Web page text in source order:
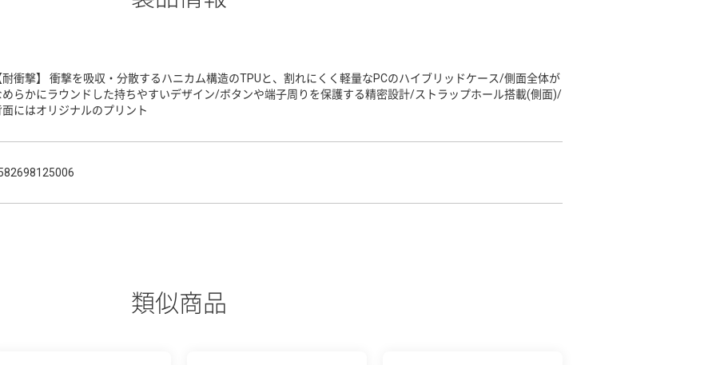
耐衝撃】 衝撃を吸収・分散するハニカム構造のTPUと、割れにくく軽量なPCのハイブリッドケース/側面全体が
めらかにラウンドした持ちやすいデザイン/ボタンや端子周りを保護する精密設計/ストラップホール搭載(側面)/
面にはオリジナルのプリント
類似商品